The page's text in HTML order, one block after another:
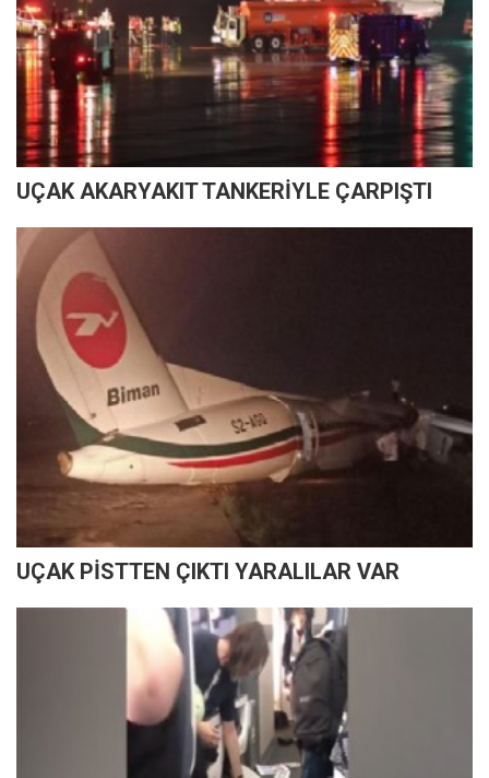
UÇAK AKARYAKIT TANKERİYLE ÇARPIŞTI
UÇAK PİSTTEN ÇIKTI YARALILAR VAR